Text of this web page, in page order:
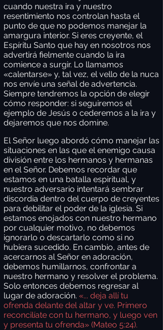
cuando nuestra ira y nuestro
resentimiento nos controlan hasta el
punto de que no podemos manejar la
amargura interior. Si eres creyente, el
Espíritu Santo que hay en nosotros nos
advertirá fielmente cuando la ira
comience a surgir. Lo llamamos
«calentarse» y, tal vez, el vello de la nuca
nos envíe una señal de advertencia.
Siempre tendremos la opción de elegir
cómo responder: si seguiremos el
ejemplo de Jesús o cederemos a la ira y
dejaremos que nos domine.
El Señor luego abordó cómo manejar las
situaciones en las que el enemigo causa
división entre los hermanos y hermanas
en el Señor. Debemos recordar que
estamos en una batalla espiritual, y
nuestro adversario intentará sembrar
discordia dentro del cuerpo de creyentes
para debilitar el poder de la iglesia. Si
estamos enojados con nuestro hermano
por cualquier motivo, no debemos
ignorarlo o descartarlo como si no
hubiera sucedido. En cambio, antes de
acercarnos al Señor en adoración,
debemos humillarnos, confrontar a
nuestro hermano y resolver el problema.
Solo entonces debemos regresar al
lugar de adoración. «... deja allí tu
ofrenda delante del altar y ve. Primero
reconcilíate con tu hermano, y luego ven
y presenta tu ofrenda» (Mateo 5:24).